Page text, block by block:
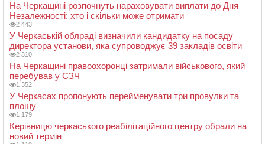
На Черкащині розпочнуть нараховувати виплати до Дня
Незалежності: хто і скільки може отримати
2 443
У Черкаській облраді визначили кандидатку на посаду
директора установи, яка супроводжує 39 закладів освіти
2 310
На Черкащині правоохоронці затримали військового, який
перебував у СЗЧ
1 352
У Черкасах пропонують перейменувати три провулки та
площу
1 179
Керівницю черкаського реабілітаційного центру обрали на
новий термін